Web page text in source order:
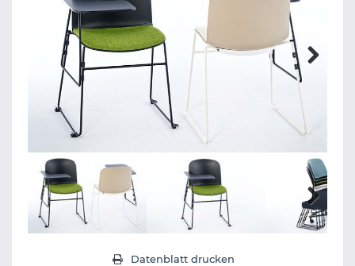
Next
Next
Datenblatt drucken